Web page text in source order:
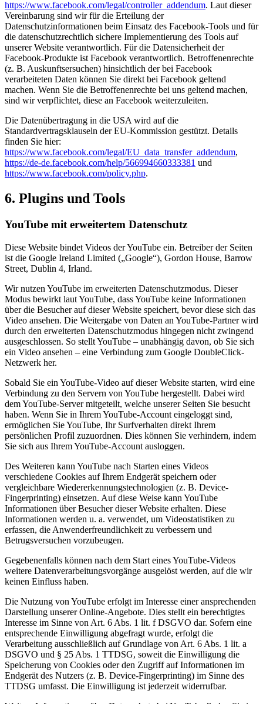
https://www.facebook.com/legal/controller_addendum. Laut dieser
Vereinbarung sind wir für die Erteilung der
Datenschutzinformationen beim Einsatz des Facebook-Tools und für
die datenschutzrechtlich sichere Implementierung des Tools auf
unserer Website verantwortlich. Für die Datensicherheit der
Facebook-Produkte ist Facebook verantwortlich. Betroffenenrechte
(z. B. Auskunftsersuchen) hinsichtlich der bei Facebook
verarbeiteten Daten können Sie direkt bei Facebook geltend
machen. Wenn Sie die Betroffenenrechte bei uns geltend machen,
sind wir verpflichtet, diese an Facebook weiterzuleiten.
Die Datenübertragung in die USA wird auf die
Standardvertragsklauseln der EU-Kommission gestützt. Details
finden Sie hier:
https://www.facebook.com/legal/EU_data_transfer_addendum,
https://de-de.facebook.com/help/566994660333381 und
https://www.facebook.com/policy.php.
6. Plugins und Tools
YouTube mit erweitertem Datenschutz
Diese Website bindet Videos der YouTube ein. Betreiber der Seiten
ist die Google Ireland Limited („Google“), Gordon House, Barrow
Street, Dublin 4, Irland.
Wir nutzen YouTube im erweiterten Datenschutzmodus. Dieser
Modus bewirkt laut YouTube, dass YouTube keine Informationen
über die Besucher auf dieser Website speichert, bevor diese sich das
Video ansehen. Die Weitergabe von Daten an YouTube-Partner wird
durch den erweiterten Datenschutzmodus hingegen nicht zwingend
ausgeschlossen. So stellt YouTube – unabhängig davon, ob Sie sich
ein Video ansehen – eine Verbindung zum Google DoubleClick-
Netzwerk her.
Sobald Sie ein YouTube-Video auf dieser Website starten, wird eine
Verbindung zu den Servern von YouTube hergestellt. Dabei wird
dem YouTube-Server mitgeteilt, welche unserer Seiten Sie besucht
haben. Wenn Sie in Ihrem YouTube-Account eingeloggt sind,
ermöglichen Sie YouTube, Ihr Surfverhalten direkt Ihrem
persönlichen Profil zuzuordnen. Dies können Sie verhindern, indem
Sie sich aus Ihrem YouTube-Account ausloggen.
Des Weiteren kann YouTube nach Starten eines Videos
verschiedene Cookies auf Ihrem Endgerät speichern oder
vergleichbare Wiedererkennungstechnologien (z. B. Device-
Fingerprinting) einsetzen. Auf diese Weise kann YouTube
Informationen über Besucher dieser Website erhalten. Diese
Informationen werden u. a. verwendet, um Videostatistiken zu
erfassen, die Anwenderfreundlichkeit zu verbessern und
Betrugsversuchen vorzubeugen.
Gegebenenfalls können nach dem Start eines YouTube-Videos
weitere Datenverarbeitungsvorgänge ausgelöst werden, auf die wir
keinen Einfluss haben.
Die Nutzung von YouTube erfolgt im Interesse einer ansprechenden
Darstellung unserer Online-Angebote. Dies stellt ein berechtigtes
Interesse im Sinne von Art. 6 Abs. 1 lit. f DSGVO dar. Sofern eine
entsprechende Einwilligung abgefragt wurde, erfolgt die
Verarbeitung ausschließlich auf Grundlage von Art. 6 Abs. 1 lit. a
DSGVO und § 25 Abs. 1 TTDSG, soweit die Einwilligung die
Speicherung von Cookies oder den Zugriff auf Informationen im
Endgerät des Nutzers (z. B. Device-Fingerprinting) im Sinne des
TTDSG umfasst. Die Einwilligung ist jederzeit widerrufbar.